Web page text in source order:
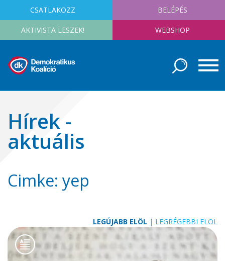
CSATLAKOZZ BELÉPÉS
AKTIVISTA LESZEK! WEBSHOP
Hírek -
aktuális
Cimke: yep
LEGÚJABB ELÖL | LEGRÉGEBBI ELÖL